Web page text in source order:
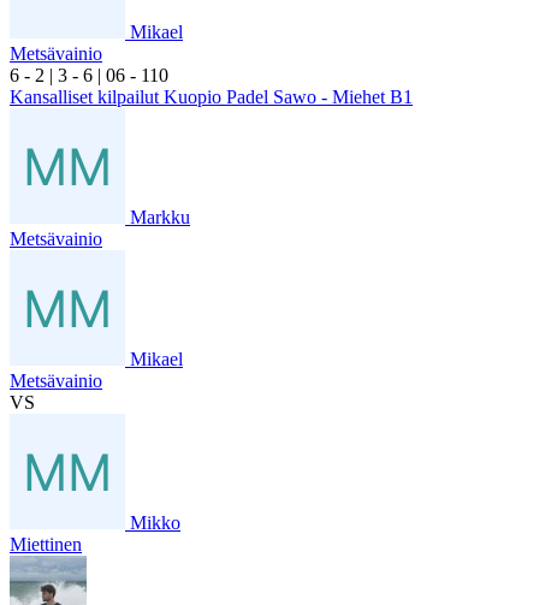
Mikael
Metsävainio
6 - 2 | 3 - 6 | 06 - 110
Kansalliset kilpailut Kuopio Padel Sawo - Miehet B1
Markku
Metsävainio
Mikael
Metsävainio
VS
Mikko
Miettinen